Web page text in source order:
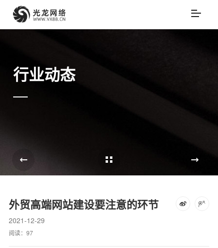
行业动态
外贸高端网站建设要注意的环节
2021-12-29
阅读： 97